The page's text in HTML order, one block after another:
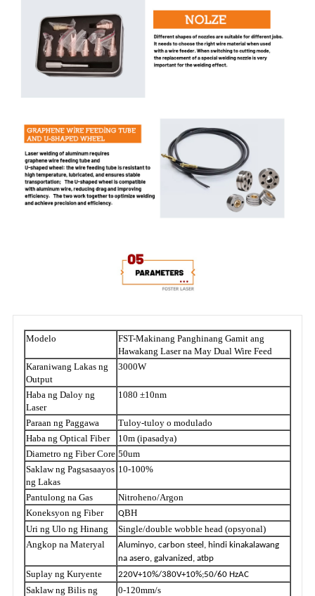
Modelo
FST-Makinang Panghinang Gamit ang
Hawakang Laser na May Dual Wire Feed
Karaniwang Lakas ng
Output
3000W
Haba ng Daloy ng
Laser
1080 ±10nm
Paraan ng Paggawa
Tuloy-tuloy o modulado
Haba ng Optical Fiber
10m (ipasadya)
Diametro ng Fiber Core 50um
Saklaw ng Pagsasaayos
ng Lakas
10-100%
Pantulong na Gas
Nitroheno/Argon
Koneksyon ng Fiber
QBH
Uri ng Ulo ng Hinang
Single/double wobble head (opsyonal)
Angkop na Materyal
Aluminyo, carbon steel, hindi kinakalawang
na asero, galvanized, atbp
Suplay ng Kuryente 220V+10%/380V+10%;50/60 HzAC
Saklaw ng Bilis ng
0-120mm/s